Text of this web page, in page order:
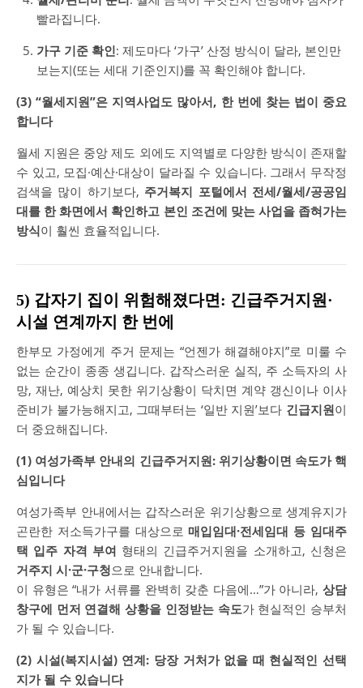
빨라집니다.
가구 기준 확인: 제도마다 ‘가구’ 산정 방식이 달라, 본인만
보는지(또는 세대 기준인지)를 꼭 확인해야 합니다.
(3) “월세지원”은 지역사업도 많아서, 한 번에 찾는 법이 중요
합니다
월세 지원은 중앙 제도 외에도 지역별로 다양한 방식이 존재할
수 있고, 모집·예산·대상이 달라질 수 있습니다. 그래서 무작정
검색을 많이 하기보다, 주거복지 포털에서 전세/월세/공공임
대를 한 화면에서 확인하고 본인 조건에 맞는 사업을 좁혀가는
방식이 훨씬 효율적입니다.
5) 갑자기 집이 위험해졌다면: 긴급주거지원·
시설 연계까지 한 번에
한부모 가정에게 주거 문제는 “언젠가 해결해야지”로 미룰 수
없는 순간이 종종 생깁니다. 갑작스러운 실직, 주 소득자의 사
망, 재난, 예상치 못한 위기상황이 닥치면 계약 갱신이나 이사
준비가 불가능해지고, 그때부터는 ‘일반 지원’보다 긴급지원이
더 중요해집니다.
(1) 여성가족부 안내의 긴급주거지원: 위기상황이면 속도가 핵
심입니다
여성가족부 안내에서는 갑작스러운 위기상황으로 생계유지가
곤란한 저소득가구를 대상으로 매입임대·전세임대 등 임대주
택 입주 자격 부여 형태의 긴급주거지원을 소개하고, 신청은
거주지 시·군·구청으로 안내합니다.
이 유형은 “내가 서류를 완벽히 갖춘 다음에…”가 아니라, 상담
창구에 먼저 연결해 상황을 인정받는 속도가 현실적인 승부처
가 될 수 있습니다.
(2) 시설(복지시설) 연계: 당장 거처가 없을 때 현실적인 선택
지가 될 수 있습니다